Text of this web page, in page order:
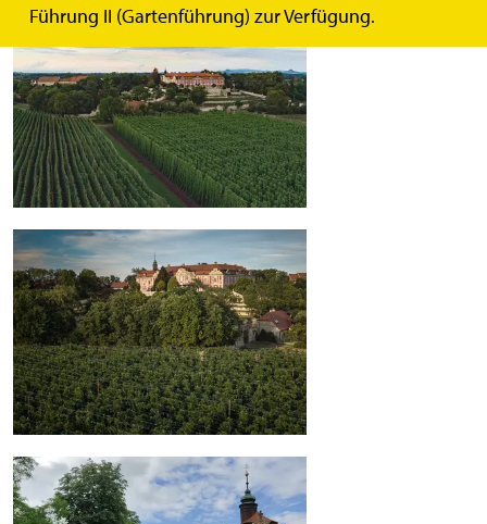
Führung II (Gartenführung) zur Verfügung.